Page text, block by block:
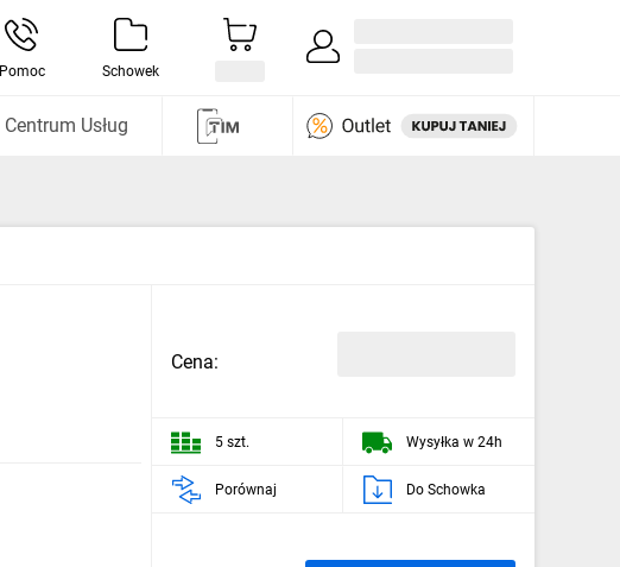
Pomoc Schowek
Centrum Usług
Cena:
5 szt. Wysyłka w 24h
Porównaj Do Schowka